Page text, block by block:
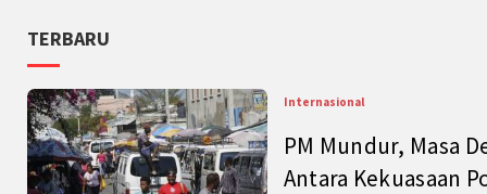
TERBARU
Internasional
PM Mundur, Masa
Antara Kekuasaan